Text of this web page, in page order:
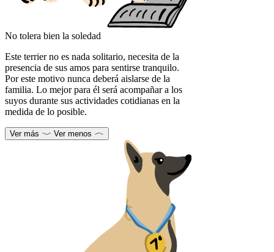
No tolera bien la soledad
Este terrier no es nada solitario, necesita de la
presencia de sus amos para sentirse tranquilo.
Por este motivo nunca deberá aislarse de la
familia. Lo mejor para él será acompañar a los
suyos durante sus actividades cotidianas en la
medida de lo posible.
Ver más Ver menos